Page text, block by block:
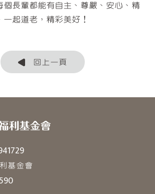
個長輩都能有自主、尊嚴、安心、精
起道老，精彩美好！
回上一頁
基金會